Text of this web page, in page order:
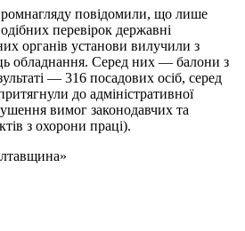
повідомили, що лише
перевірок державні
органів установи вилучили з
обладнання. Серед них — балони з
— 316 посадових осіб, серед
до адміністративної
вимог законодавчих та
з охорони праці).